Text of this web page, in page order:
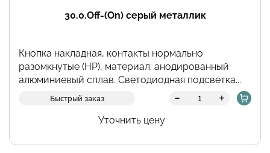
30.0.Off-(On) серый металлик
Кнопка накладная, контакты нормально
разомкнутые (НР), материал: анодированный
алюминиевый сплав. Светодиодная подсветка...
Быстрый заказ - +
Уточнить цену